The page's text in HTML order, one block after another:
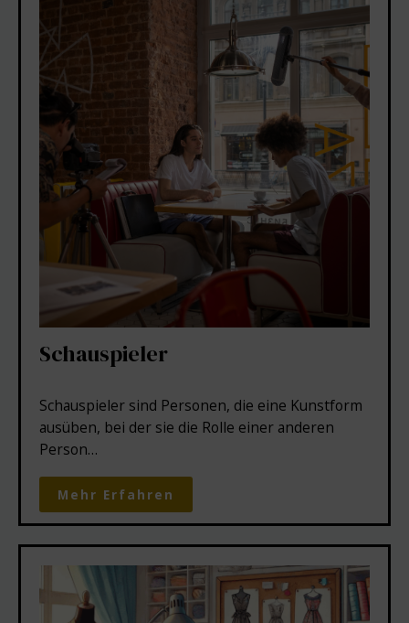
Schauspieler
Schauspieler sind Personen, die eine Kunstform
ausüben, bei der sie die Rolle einer anderen
Person…
Mehr Erfahren